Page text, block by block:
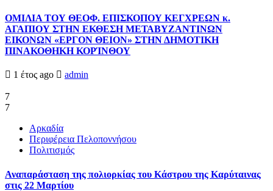
ΟΜΙΛΙΑ ΤΟΥ ΘΕΟΦ. ΕΠΙΣΚΟΠΟΥ ΚΕΓΧΡΕΩΝ κ.
ΑΓΑΠΙΟΥ ΣΤΗΝ ΕΚΘΕΣΗ ΜΕΤΑΒΥΖΑΝΤΙΝΩΝ
ΕΙΚΟΝΩΝ «ΕΡΓΟΝ ΘΕΙΟΝ» ΣΤΗΝ ΔΗΜΟΤΙΚΗ
ΠΙΝΑΚΟΘΗΚΗ ΚΟΡΊΝΘΟΥ
1 έτος ago admin
7
7
Αρκαδία
Περιφέρεια Πελοποννήσου
Πολιτισμός
Αναπαράσταση της πολιορκίας του Κάστρου της Καρύταινας
στις 22 Μαρτίου